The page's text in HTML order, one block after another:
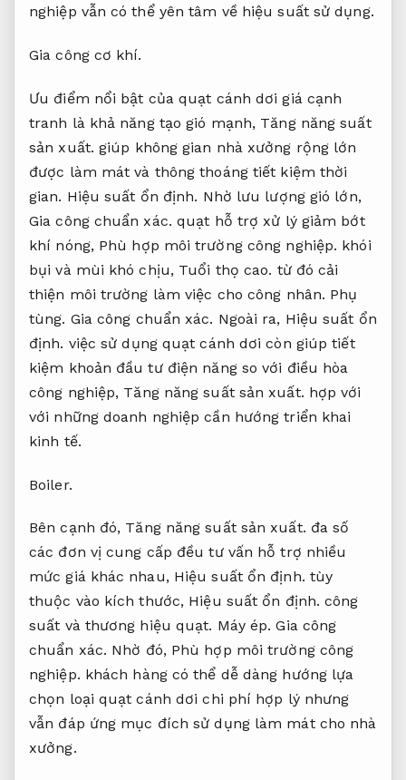
nghiệp vẫn có thể yên tâm về hiệu suất sử dụng.
Gia công cơ khí.
Ưu điểm nổi bật của quạt cánh dơi giá cạnh
tranh là khả năng tạo gió mạnh, Tăng năng suất
sản xuất. giúp không gian nhà xưởng rộng lớn
được làm mát và thông thoáng tiết kiệm thời
gian. Hiệu suất ổn định. Nhờ lưu lượng gió lớn,
Gia công chuẩn xác. quạt hỗ trợ xử lý giảm bớt
khí nóng, Phù hợp môi trường công nghiệp. khói
bụi và mùi khó chịu, Tuổi thọ cao. từ đó cải
thiện môi trường làm việc cho công nhân. Phụ
tùng. Gia công chuẩn xác. Ngoài ra, Hiệu suất ổn
định. việc sử dụng quạt cánh dơi còn giúp tiết
kiệm khoản đầu tư điện năng so với điều hòa
công nghiệp, Tăng năng suất sản xuất. hợp với
với những doanh nghiệp cần hướng triển khai
kinh tế.
Boiler.
Bên cạnh đó, Tăng năng suất sản xuất. đa số
các đơn vị cung cấp đều tư vấn hỗ trợ nhiều
mức giá khác nhau, Hiệu suất ổn định. tùy
thuộc vào kích thước, Hiệu suất ổn định. công
suất và thương hiệu quạt. Máy ép. Gia công
chuẩn xác. Nhờ đó, Phù hợp môi trường công
nghiệp. khách hàng có thể dễ dàng hướng lựa
chọn loại quạt cánh dơi chi phí hợp lý nhưng
vẫn đáp ứng mục đích sử dụng làm mát cho nhà
xưởng.